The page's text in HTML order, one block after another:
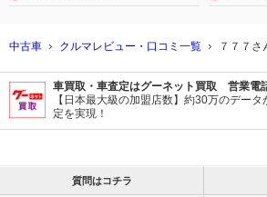
中古車 クルマレビュー・口コミ一覧 ７７７さ
車買取・車査定はグーネット買取 営業電
【日本最大級の加盟店数】約30万のデー
定を実現！
質問はコチラ